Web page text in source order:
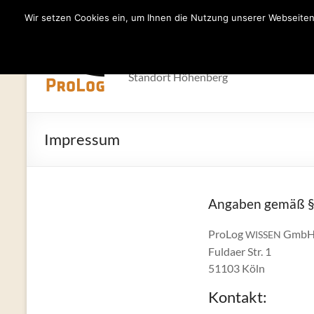
Förderinstitut
Standort Höhenberg
Impressum
Angaben gemäß
ProLogWISSEN GmbH
Fuldaer Str. 1
51103 Köln
Kontakt:
Wir setzen Cookies ein, um Ihnen die Nutzung unserer